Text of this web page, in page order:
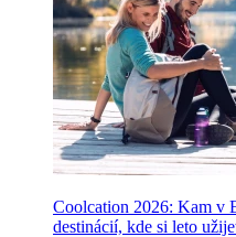
Coolcation 2026: Kam v
destinácií, kde si leto